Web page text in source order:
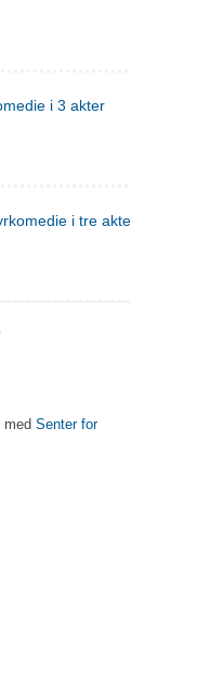
i 3 akter
i tre akter
med Senter for